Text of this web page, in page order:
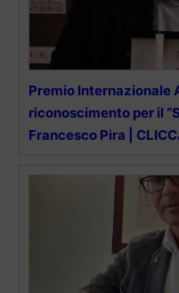
Premio Internazionale
riconoscimento per il
Francesco Pira |